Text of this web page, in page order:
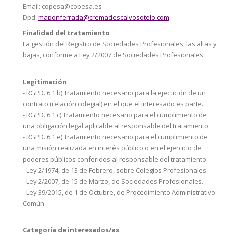
Email: copesa@copesa.es
Dpd: maponferrada@cremadescalvosotelo.com
Finalidad del tratamiento
La gestión del Registro de Sociedades Profesionales, las altas y
bajas, conforme a Ley 2/2007 de Sociedades Profesionales.
Legitimación
- RGPD. 6.1.b) Tratamiento necesario para la ejecución de un
contrato (relación colegial) en el que el interesado es parte.
- RGPD. 6.1.c) Tratamiento necesario para el cumplimiento de
una obligación legal aplicable al responsable del tratamiento.
- RGPD. 6.1.e) Tratamiento necesario para el cumplimiento de
una misión realizada en interés público o en el ejercicio de
poderes públicos conferidos al responsable del tratamiento
- Ley 2/1974, de 13 de Febrero, sobre Colegios Profesionales.
- Ley 2/2007, de 15 de Marzo, de Sociedades Profesionales.
- Ley 39/2015, de 1 de Octubre, de Procedimiento Administrativo
Común.
Categoría de interesados/as